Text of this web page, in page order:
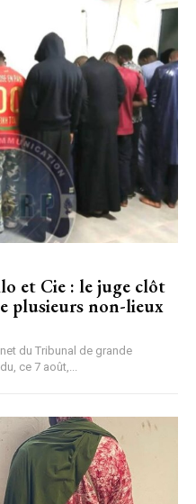
et Cie : le juge clôt
plusieurs non-lieux
du Tribunal de grande
ce 7 août,...